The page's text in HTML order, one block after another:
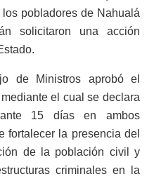
pobladores de Nahualá
solicitaron una acción
de Ministros aprobó el
el cual se declara
15 días en ambos
fortalecer la presencia del
de la población civil y
criminales en la